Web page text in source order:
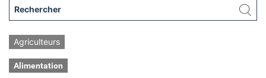
Agriculteurs
Alimentation